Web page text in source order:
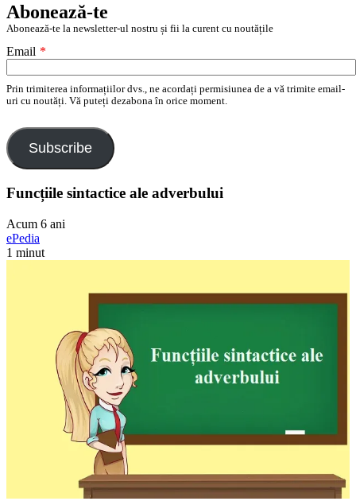
Abonează-te
Abonează-te la newsletter-ul nostru și fii la curent cu noutățile
Email *
Prin trimiterea informațiilor dvs., ne acordați permisiunea de a vă trimite email-
uri cu noutăți. Vă puteți dezabona în orice moment.
Subscribe
Funcțiile sintactice ale adverbului
Acum 6 ani
ePedia
1 minut